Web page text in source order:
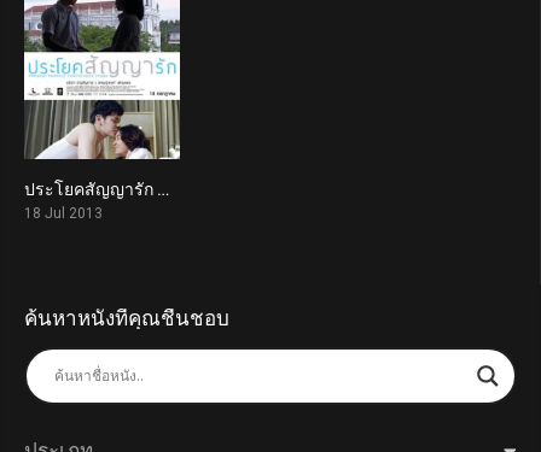
5.7
ประโยคสัญญารัก Present Perfect Continuous Tense (2013)
18 Jul 2013
ค้นหาหนังที่คุณชื่นชอบ